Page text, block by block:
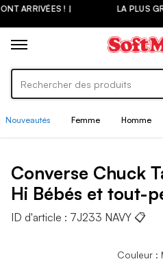
! |
LA PLUS GRANDE
Nouveautés Femme Homme
Converse Chuck
Hi Bébés et tout-
ID d'article : 7J233 NAVY 📋
Couleur :